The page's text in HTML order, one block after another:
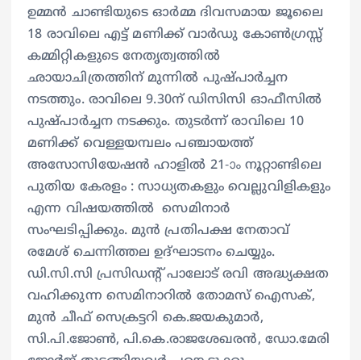
ഉമ്മന്‍ ചാണ്ടിയുടെ ഓര്‍മ്മ ദിവസമായ ജൂലൈ
18 രാവിലെ എട്ട് മണിക്ക് വാര്‍ഡു കോണ്‍ഗ്രസ്സ്
കമ്മിറ്റികളുടെ നേതൃത്വത്തില്‍
ഛായാചിത്രത്തിന് മുന്നില്‍ പുഷ്പാര്‍ച്ചന
നടത്തും. രാവിലെ 9.30ന് ഡിസിസി ഓഫീസില്‍
പുഷ്പാര്‍ച്ചന നടക്കും. തുടര്‍ന്ന് രാവിലെ 10
മണിക്ക് വെള്ളയമ്പലം പഞ്ചായത്ത്
അസോസിയേഷന്‍ ഹാളില്‍ 21-ാം നൂറ്റാണ്ടിലെ
പുതിയ കേരളം : സാധ്യതകളും വെല്ലുവിളികളും
എന്ന വിഷയത്തില്‍ സെമിനാര്‍
സംഘടിപ്പിക്കും. മുന്‍ പ്രതിപക്ഷ നേതാവ്
രമേശ് ചെന്നിത്തല ഉദ്ഘാടനം ചെയ്യും.
ഡി.സി.സി പ്രസിഡന്റ് പാലോട് രവി അദ്ധ്യക്ഷത
വഹിക്കുന്ന സെമിനാറില്‍ തോമസ് ഐസക്,
മുന്‍ ചീഫ് സെക്രട്ടറി കെ.ജയകുമാര്‍,
സി.പി.ജോണ്‍, പി.കെ.രാജശേഖരന്‍, ഡോ.മേരി